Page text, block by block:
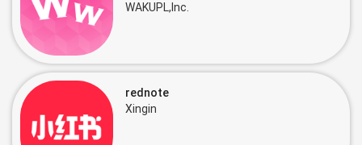
WAKUPL,Inc.
rednote
Xingin